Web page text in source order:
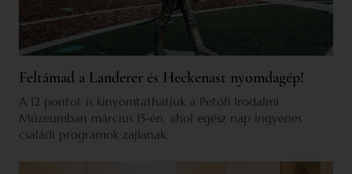
Feltámad a Landerer és Heckenast nyomdagép!
A 12 pontot is kinyomtathatjuk a Petőfi Irodalmi
Múzeumban március 15-én, ahol egész nap ingyenes
családi programok zajlanak.